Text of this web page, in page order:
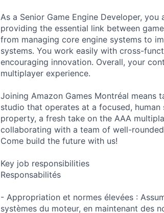
As a Senior Game Engine Developer,
providing the essential link between
from managing core engine systems to
systems. You work easily with cross-
encouraging innovation. Overall, your
multiplayer experience.
Joining Amazon Games Montréal
studio that operates at a focused,
property, a fresh take on the AAA
collaborating with a team of well-
Come build the future with us!
Key job responsibilities
Responsabilités
- Appropriation et normes élevées :
systèmes du moteur, en maintenant des